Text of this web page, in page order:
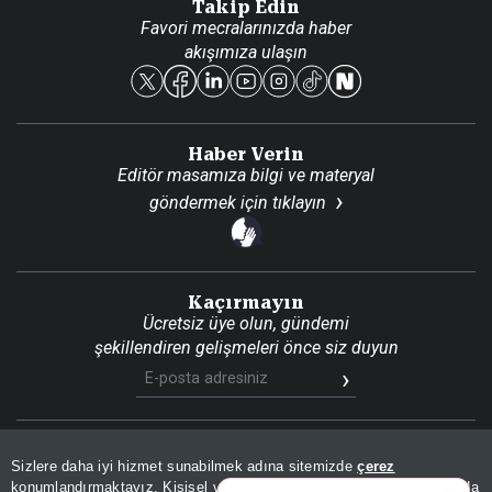
Sizlere daha iyi hizmet sunabilmek adına sitemizdeçerez
konumlandırmaktayız. Kişisel verileriniz, KVKK ve GDPR kapsamında
Reklam Ver
Takip Edin
Favori mecralarınızda haber
akışımıza ulaşın
Haber Verin
Editör masamıza bilgi ve materyal
göndermek için tıklayın
Kaçırmayın
Ücretsiz üye olun, gündemi
şekillendiren gelişmeleri önce siz duyun
Son DakikaSite HaritasıRSSKVKK Aydınlatma Metni
Gizlilik PolitikasıÇerez Politikası